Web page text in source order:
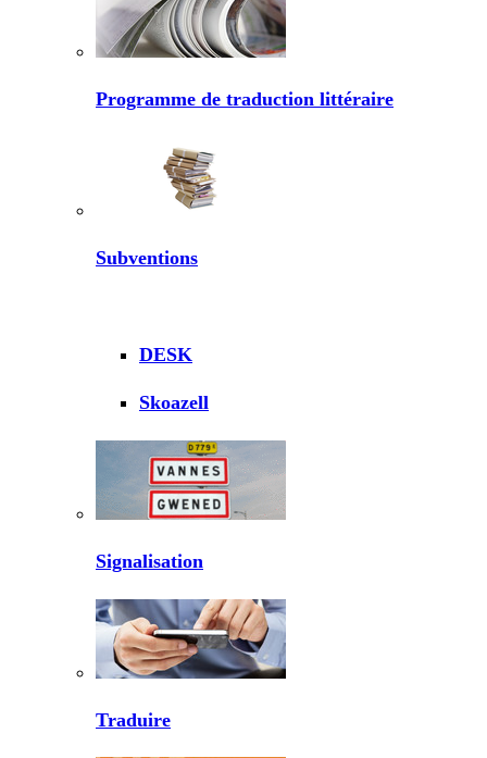
Programme de traduction littéraire
Subventions
DESK
Skoazell
Signalisation
Traduire